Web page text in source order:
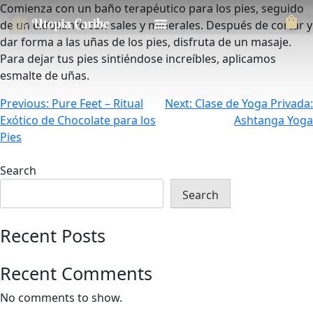
Comienza con un baño terapéutico para los pies, seguido
de un exfoliante con sales y minerales. Después de cortar y
dar forma a las uñas de los pies, disfruta de un masaje.
Para dejar tus pies sintiéndose increíbles, aplicamos
esmalte de uñas.
Previous: Pure Feet – Ritual
Exótico de Chocolate para los
Pies
Next: Clase de Yoga Privada:
Ashtanga Yoga
Search
Search
Recent Posts
Recent Comments
No comments to show.